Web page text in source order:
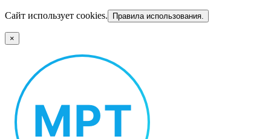
Сайт использует cookies. Правила использования.
×